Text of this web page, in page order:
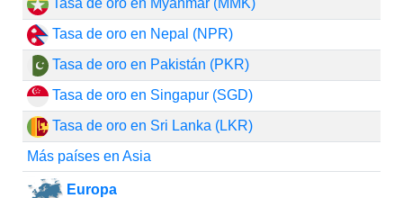
Tasa de oro en Myanmar (MMK)
Tasa de oro en Nepal (NPR)
Tasa de oro en Pakistán (PKR)
Tasa de oro en Singapur (SGD)
Tasa de oro en Sri Lanka (LKR)
Más países en Asia
Europa